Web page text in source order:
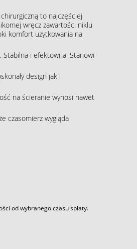
to najczęściej
wręcz zawartości niklu
komfort użytkowania na
i efektowna. Stanowi
design jak i
na ścieranie wynosi nawet
czasomierz wygląda
od wybranego czasu spłaty.